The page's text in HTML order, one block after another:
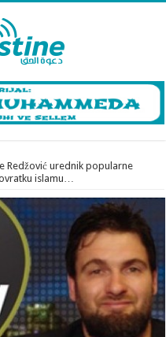
Redžović urednik popularne
islamu…